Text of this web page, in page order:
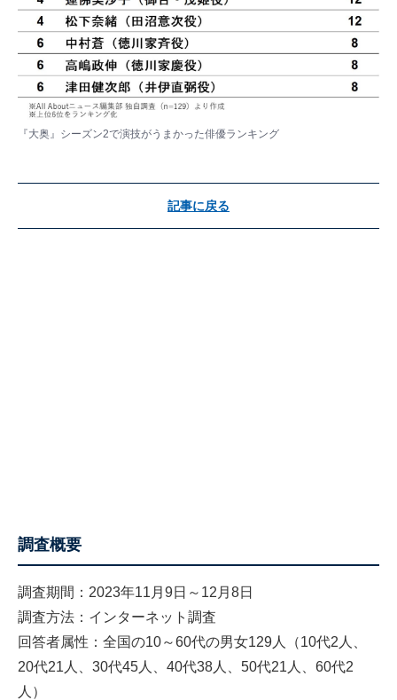
『大奥』シーズン2で演技がうまかった俳優ランキング
記事に戻る
調査概要
調査期間：2023年11月9日～12月8日
調査方法：インターネット調査
回答者属性：全国の10～60代の男女129人（10代2人、
20代21人、30代45人、40代38人、50代21人、60代2
人）